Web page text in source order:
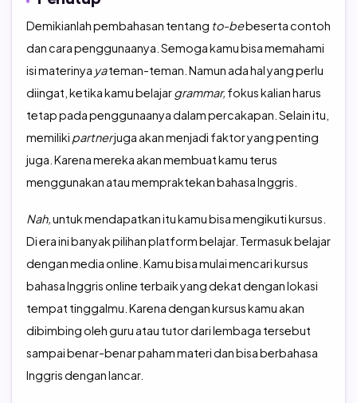
Demikianlah pembahasan tentang to-bebeserta contoh
dan cara penggunaanya. Semoga kamu bisa memahami
isi materinya yateman-teman. Namun ada hal yang perlu
diingat, ketika kamu belajargrammar, fokus kalian harus
tetap pada penggunaanya dalam percakapan. Selain itu,
memiliki partnerjuga akan menjadi faktor yang penting
juga. Karena mereka akan membuat kamu terus
menggunakan atau mempraktekan bahasa Inggris.
Nah, untuk mendapatkan itu kamu bisa mengikuti kursus.
Di era ini banyak pilihan platform belajar. Termasuk belajar
dengan media online. Kamu bisa mulai mencari kursus
bahasa Inggris online terbaik yang dekat dengan lokasi
tempat tinggalmu. Karena dengan kursus kamu akan
dibimbing oleh guru atau tutor dari lembaga tersebut
sampai benar-benar paham materi dan bisa berbahasa
Inggris dengan lancar.